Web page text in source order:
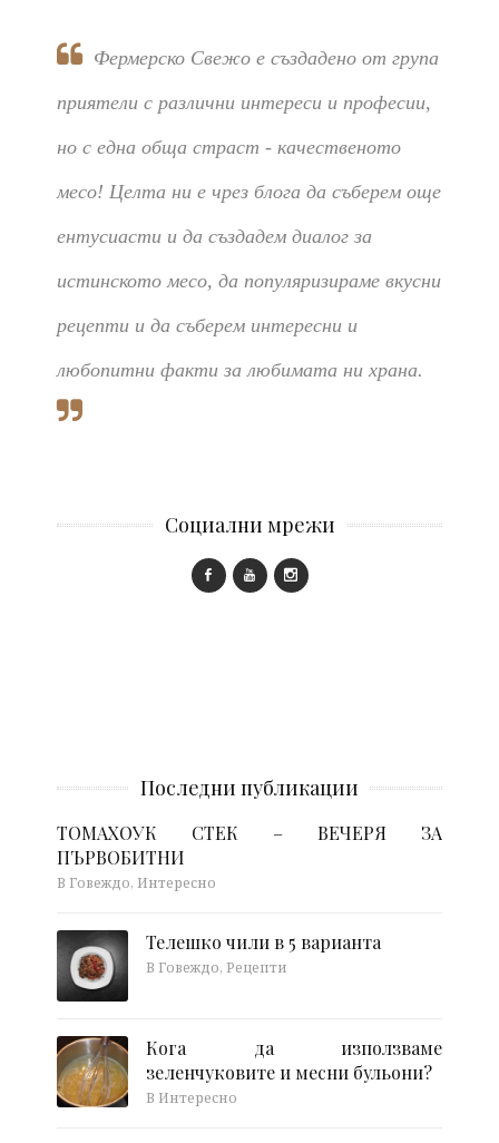
Фермерско Свежо е създадено от група
приятели с различни интереси и професии,
но с една обща страст - качественото
месо! Целта ни е чрез блога да съберем още
ентусиасти и да създадем диалог за
истинското месо, да популяризираме вкусни
рецепти и да съберем интересни и
любопитни факти за любимата ни храна.
Социални мрежи
Последни публикации
ТОМАХОУК СТЕК – ВЕЧЕРЯ ЗА
ПЪРВОБИТНИ
В Говеждо, Интересно
Телешко чили в 5 варианта
В Говеждо, Рецепти
Кога да използваме
зеленчуковите и месни бульони?
В Интересно